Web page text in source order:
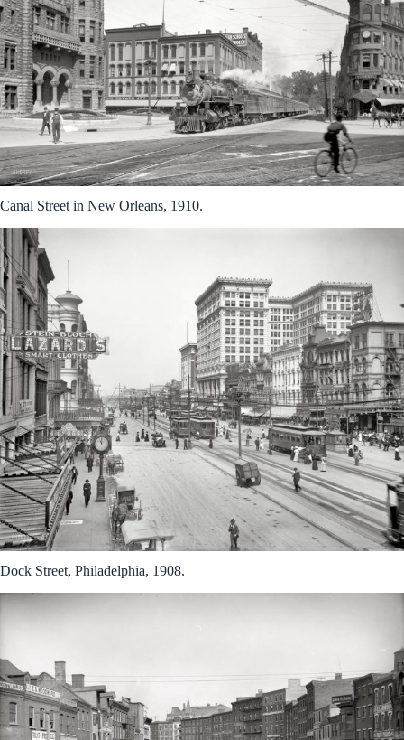
Canal Street in New Orleans, 1910.
Dock Street, Philadelphia, 1908.